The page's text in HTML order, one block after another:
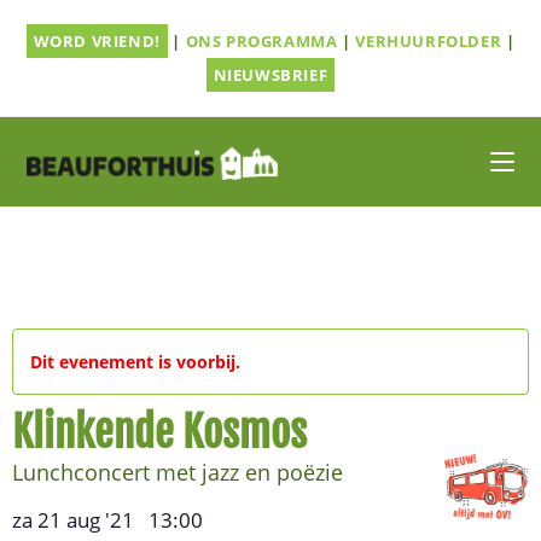
naarWORD VRIEND! | ONS PROGRAMMA |VERHUURFOLDER |
NIEUWSBRIEF
Dit evenement is voorbij.
Klinkende Kosmos
Lunchconcert met jazz en poëzie
za 21 aug '21 13:00